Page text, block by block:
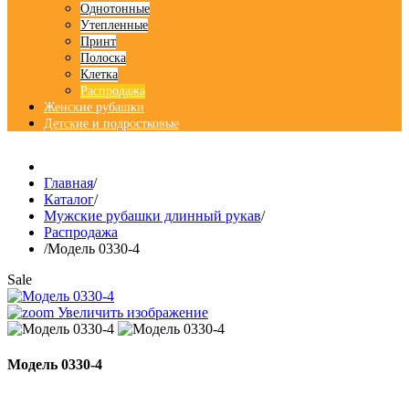
Однотонные
Утепленные
Принт
Полоска
Клетка
Распродажа
Женские рубашки
Детские и подростковые
Главная/
Каталог/
Мужские рубашки длинный рукав/
Распродажа
/Модель 0330-4
Sale
Увеличить изображение
Модель 0330-4